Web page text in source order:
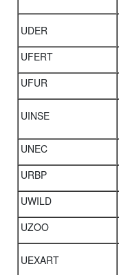
UDER
UFERT
UFUR
UINSE
UNEC
URBP
UWILD
UZOO
UEXART